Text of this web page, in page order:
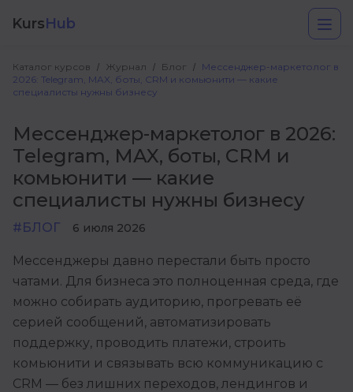
KursHub
Каталог курсов Журнал Блог
Мессенджер-маркетолог в
2026: Telegram, MAX, боты, CRM и комьюнити — какие
специалисты нужны бизнесу
Мессенджер-маркетолог в 2026:
Telegram, MAX, боты, CRM и
комьюнити — какие
специалисты нужны бизнесу
#БЛОГ 6 июля 2026
Мессенджеры давно перестали быть просто
чатами. Для бизнеса это полноценная среда, где
можно собирать аудиторию, прогревать её
серией сообщений, автоматизировать
поддержку, проводить платежи, строить
комьюнити и связывать всю коммуникацию с
CRM — без лишних переходов, лендингов и
Дизайн
Аналитика
Менеджмент
Иностранные языки